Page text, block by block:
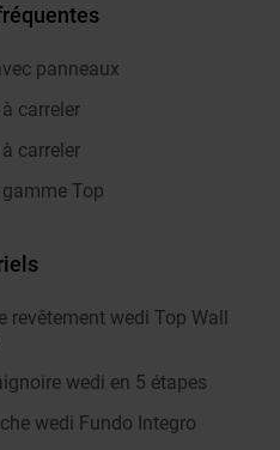
panneaux
carreler
carreler
Top
revêtement wedi Top Wall
wedi en 5 étapes
wedi Fundo Integro